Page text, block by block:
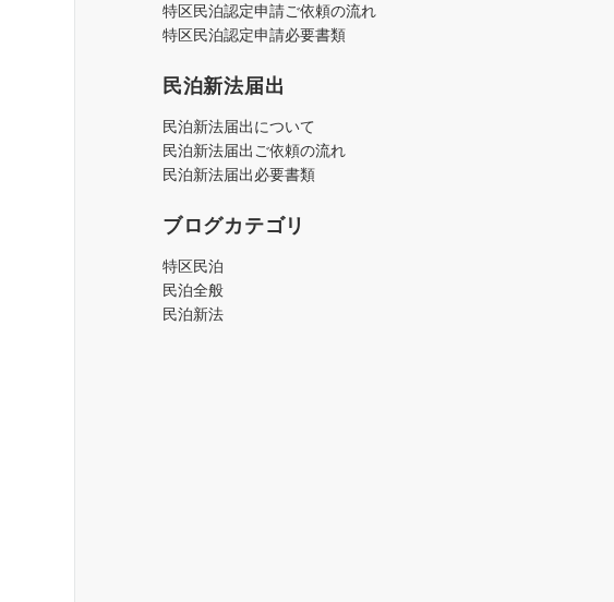
特区民泊認定申請ご依頼の流れ
特区民泊認定申請必要書類
民泊新法届出
民泊新法届出について
民泊新法届出ご依頼の流れ
民泊新法届出必要書類
ブログカテゴリ
特区民泊
民泊全般
民泊新法